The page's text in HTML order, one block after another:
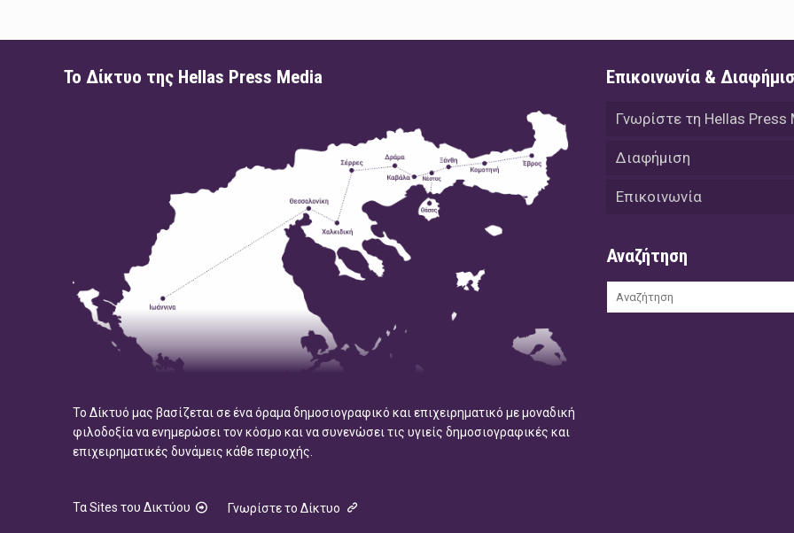
Το Δίκτυο της Hellas Press Media
Το Δίκτυό μας βασίζεται σε ένα όραμα δημοσιογραφικό και επιχειρηματικό με μοναδική
φιλοδοξία να ενημερώσει τον κόσμο και να συνενώσει τις υγιείς δημοσιογραφικές και
επιχειρηματικές δυνάμεις κάθε περιοχής.
Τα Sites του Δικτύου Γνωρίστε το Δίκτυο
Επικοινωνία &
Γνωρίστε τη Hellas Press
Διαφήμιση
Επικοινωνία
Αναζήτηση